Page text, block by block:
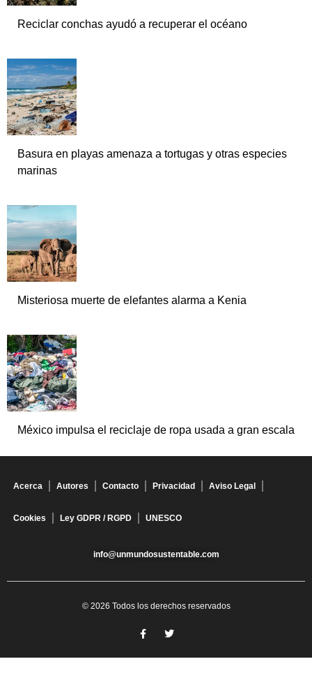
Reciclar conchas ayudó a recuperar el océano
Basura en playas amenaza a tortugas y otras especies
marinas
Misteriosa muerte de elefantes alarma a Kenia
México impulsa el reciclaje de ropa usada a gran escala
Acerca Autores Contacto Privacidad Aviso Legal
Cookies Ley GDPR / RGPD UNESCO
info@unmundosustentable.com
© 2026 Todos los derechos reservados